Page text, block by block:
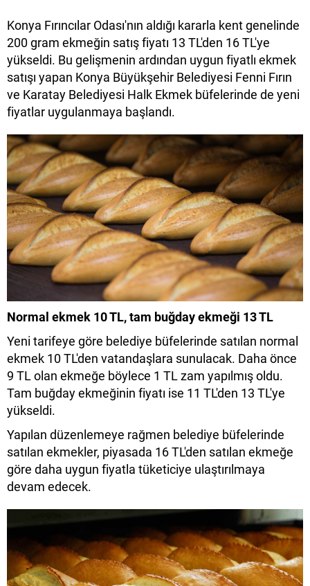
Konya Fırıncılar Odası'nın aldığı kararla kent genelinde
200 gram ekmeğin satış fiyatı 13 TL'den 16 TL'ye
yükseldi. Bu gelişmenin ardından uygun fiyatlı ekmek
satışı yapan Konya Büyükşehir Belediyesi Fenni Fırın
ve Karatay Belediyesi Halk Ekmek büfelerinde de yeni
fiyatlar uygulanmaya başlandı.
Normal ekmek 10 TL, tam buğday ekmeği 13 TL
Yeni tarifeye göre belediye büfelerinde satılan normal
ekmek 10 TL'den vatandaşlara sunulacak. Daha önce
9 TL olan ekmeğe böylece 1 TL zam yapılmış oldu.
Tam buğday ekmeğinin fiyatı ise 11 TL'den 13 TL'ye
yükseldi.
Yapılan düzenlemeye rağmen belediye büfelerinde
satılan ekmekler, piyasada 16 TL'den satılan ekmeğe
göre daha uygun fiyatla tüketiciye ulaştırılmaya
devam edecek.